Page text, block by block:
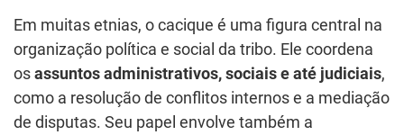
Em muitas etnias, o cacique é uma figura central na
organização política e social da tribo. Ele coordena
os assuntos administrativos, sociais e até judiciais,
como a resolução de conflitos internos e a mediação
de disputas. Seu papel envolve também a